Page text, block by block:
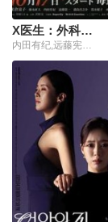
X医生：外科医生大门未知子 第二季